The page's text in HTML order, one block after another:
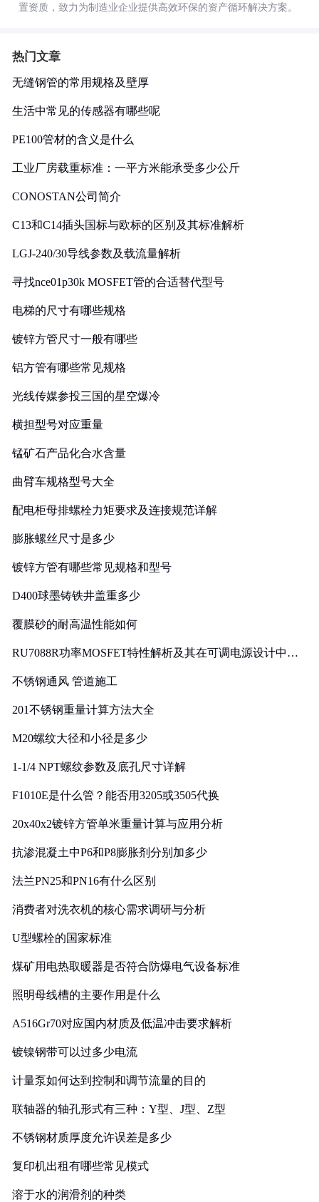
置资质，致力为制造业企业提供高效环保的资产循环解决方案。
热门文章
无缝钢管的常用规格及壁厚
生活中常见的传感器有哪些呢
PE100管材的含义是什么
工业厂房载重标准：一平方米能承受多少公斤
CONOSTAN公司简介
C13和C14插头国标与欧标的区别及其标准解析
LGJ-240/30导线参数及载流量解析
寻找nce01p30k MOSFET管的合适替代型号
电梯的尺寸有哪些规格
镀锌方管尺寸一般有哪些
铝方管有哪些常见规格
光线传媒参投三国的星空爆冷
横担型号对应重量
锰矿石产品化合水含量
曲臂车规格型号大全
配电柜母排螺栓力矩要求及连接规范详解
膨胀螺丝尺寸是多少
镀锌方管有哪些常见规格和型号
D400球墨铸铁井盖重多少
覆膜砂的耐高温性能如何
RU7088R功率MOSFET特性解析及其在可调电源设计中的
不锈钢通风 管道施工
201不锈钢重量计算方法大全
M20螺纹大径和小径是多少
1-1/4 NPT螺纹参数及底孔尺寸详解
F1010E是什么管？能否用3205或3505代换
20x40x2镀锌方管单米重量计算与应用分析
抗渗混凝土中P6和P8膨胀剂分别加多少
法兰PN25和PN16有什么区别
消费者对洗衣机的核心需求调研与分析
U型螺栓的国家标准
煤矿用电热取暖器是否符合防爆电气设备标准
照明母线槽的主要作用是什么
A516Gr70对应国内材质及低温冲击要求解析
镀镍钢带可以过多少电流
计量泵如何达到控制和调节流量的目的
联轴器的轴孔形式有三种：Y型、J型、Z型
不锈钢材质厚度允许误差是多少
复印机出租有哪些常见模式
溶于水的润滑剂的种类